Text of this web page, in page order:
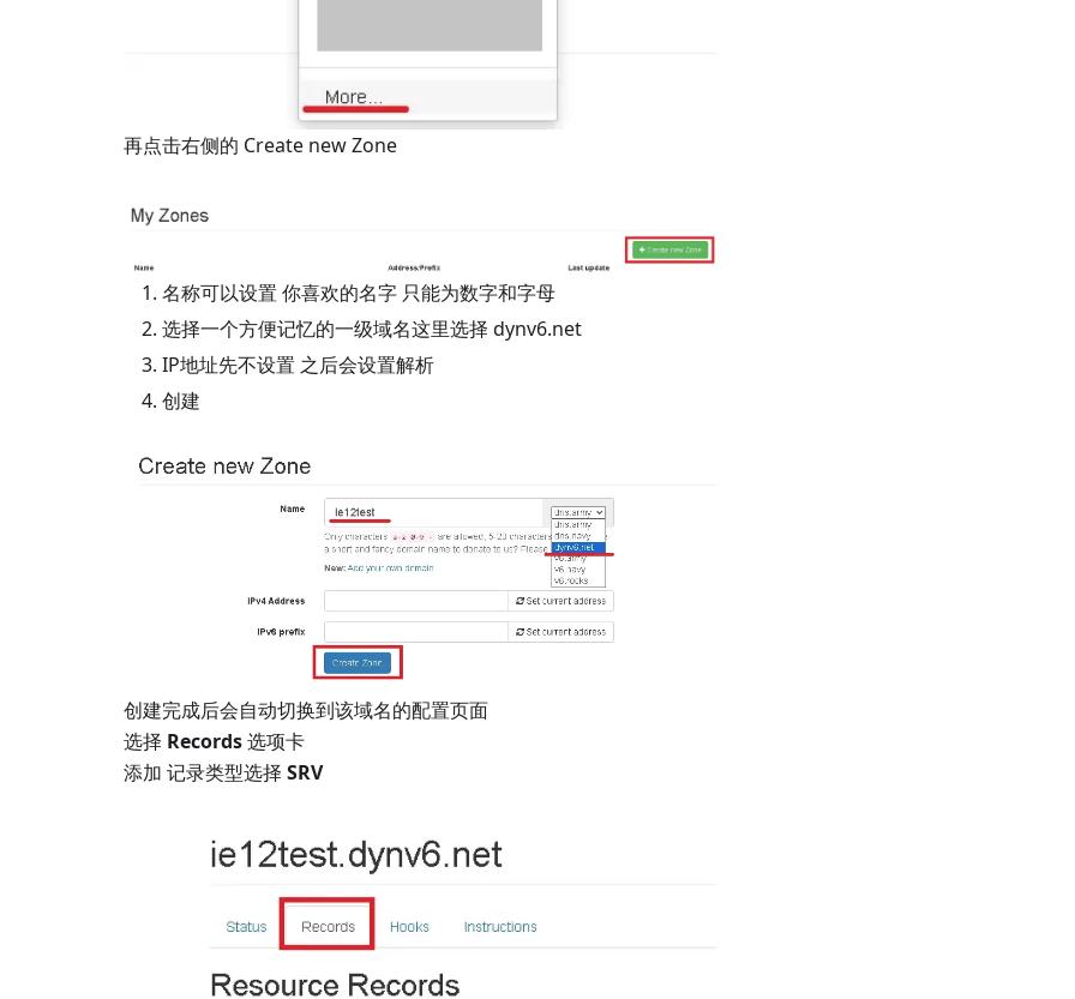
再点击右侧的 Create new Zone
名称可以设置 你喜欢的名字 只能为数字和字母
选择一个方便记忆的一级域名这里选择 dynv6.net
IP地址先不设置 之后会设置解析
创建
创建完成后会自动切换到该域名的配置页面
选择 Records选项卡
添加 记录类型选择 SRV